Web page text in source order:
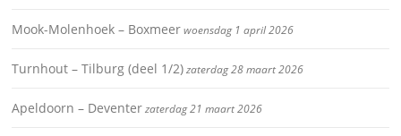
Mook-Molenhoek – Boxmeerwoensdag 1 april 2026
Turnhout – Tilburg (deel 1/2)zaterdag 28 maart 2026
Apeldoorn – Deventerzaterdag 21 maart 2026